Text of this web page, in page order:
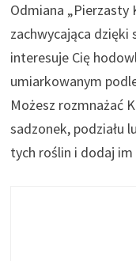
Odmiana „Pierzasty
zachwycająca
interesuje Cię
umiarkowanym
Możesz rozmnażać
sadzonek, podziału
tych roślin i dodaj